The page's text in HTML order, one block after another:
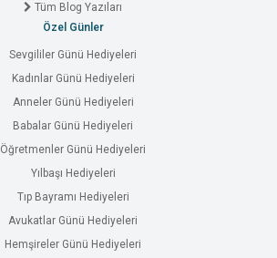
Tüm Blog Yazıları
Özel Günler
Sevgililer Günü Hediyeleri
Kadınlar Günü Hediyeleri
Anneler Günü Hediyeleri
Babalar Günü Hediyeleri
Öğretmenler Günü Hediyeleri
Yılbaşı Hediyeleri
Tıp Bayramı Hediyeleri
Avukatlar Günü Hediyeleri
Hemşireler Günü Hediyeleri